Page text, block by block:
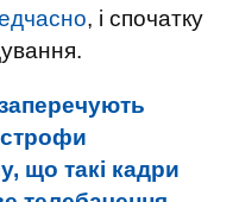
, і спочатку
що такі кадри